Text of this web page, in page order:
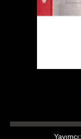
Yayımcı: